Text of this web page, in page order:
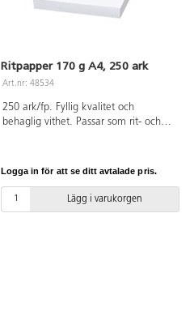
Ritpapper 170 g A4, 250 ark
Art.nr: 48534
250 ark/fp. Fyllig kvalitet och
behaglig vithet. Passar som rit- och
pappersmassa. FSC-certifierat. PVC-
fri.
Logga in för att se ditt avtalade pris.
Lägg i varukorgen